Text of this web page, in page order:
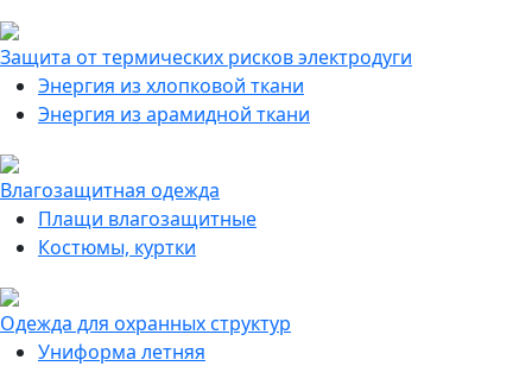
Защита от термических рисков электродуги
Энергия из хлопковой ткани
Энергия из арамидной ткани
Влагозащитная одежда
Плащи влагозащитные
Костюмы, куртки
Одежда для охранных структур
Униформа летняя